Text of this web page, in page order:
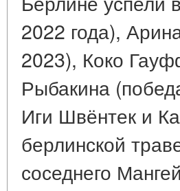
2022 года),
2023), Коко
Рыбакина
Иги Швёнтек и
берлинской
соседнего